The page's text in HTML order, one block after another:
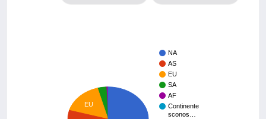
NA
AS
EU
SA
AF
Continente
sconos…
EU